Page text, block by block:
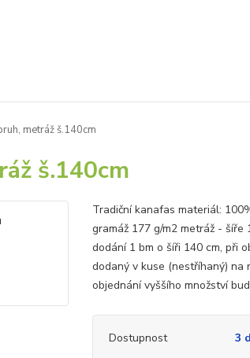
metráž š.140cm
š.140cm
Tradiční kanafas materiál:
gramáž 177 g/m2 metráž - šíře
dodání 1 bm o šíři 140 cm, při
dodaný v kuse (nestříhaný) na
objednání vyššího množství
Dostupnost 3